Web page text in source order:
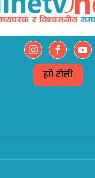
हाम्रो टोली